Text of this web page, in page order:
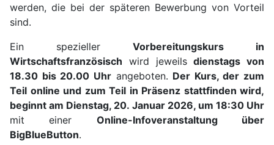
werden, die bei der späteren Bewerbung von Vorteil
sind.
Ein spezieller Vorbereitungskurs in
Wirtschaftsfranzösisch wird jeweilsdienstags von
18.30 bis 20.00 Uhrangeboten. Der Kurs, der zum
Teil online und zum Teil in Präsenz stattfinden wird,
beginnt am Dienstag, 20. Januar 2026, um 18:30 Uhr
mit einer Online-Infoveranstaltung über
BigBlueButton.